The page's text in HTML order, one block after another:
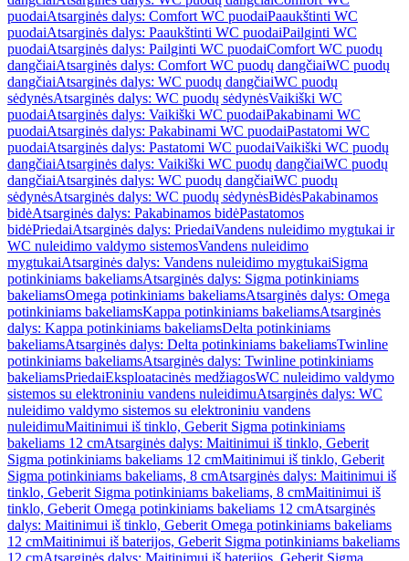
puodaiAtsarginės dalys: Comfort WC puodaiPaaukštinti WC
puodaiAtsarginės dalys: Paaukštinti WC puodaiPailginti WC
puodaiAtsarginės dalys: Pailginti WC puodaiComfort WC puodų
dangčiaiAtsarginės dalys: Comfort WC puodų dangčiaiWC puodų
dangčiaiAtsarginės dalys: WC puodų dangčiaiWC puodų
sėdynėsAtsarginės dalys: WC puodų sėdynėsVaikiški WC
puodaiAtsarginės dalys: Vaikiški WC puodaiPakabinami WC
puodaiAtsarginės dalys: Pakabinami WC puodaiPastatomi WC
puodaiAtsarginės dalys: Pastatomi WC puodaiVaikiški WC puodų
dangčiaiAtsarginės dalys: Vaikiški WC puodų dangčiaiWC puodų
dangčiaiAtsarginės dalys: WC puodų dangčiaiWC puodų
sėdynėsAtsarginės dalys: WC puodų sėdynėsBidėsPakabinamos
bidėAtsarginės dalys: Pakabinamos bidėPastatomos
bidėPriedaiAtsarginės dalys: PriedaiVandens nuleidimo mygtukai ir
WC nuleidimo valdymo sistemosVandens nuleidimo
mygtukaiAtsarginės dalys: Vandens nuleidimo mygtukaiSigma
potinkiniams bakeliamsAtsarginės dalys: Sigma potinkiniams
bakeliamsOmega potinkiniams bakeliamsAtsarginės dalys: Omega
potinkiniams bakeliamsKappa potinkiniams bakeliamsAtsarginės
dalys: Kappa potinkiniams bakeliamsDelta potinkiniams
bakeliamsAtsarginės dalys: Delta potinkiniams bakeliamsTwinline
potinkiniams bakeliamsAtsarginės dalys: Twinline potinkiniams
bakeliamsPriedaiEksploatacinės medžiagosWC nuleidimo valdymo
sistemos su elektroniniu vandens nuleidimuAtsarginės dalys: WC
nuleidimo valdymo sistemos su elektroniniu vandens
nuleidimuMaitinimui iš tinklo, Geberit Sigma potinkiniams
bakeliams 12 cmAtsarginės dalys: Maitinimui iš tinklo, Geberit
Sigma potinkiniams bakeliams 12 cmMaitinimui iš tinklo, Geberit
Sigma potinkiniams bakeliams, 8 cmAtsarginės dalys: Maitinimui iš
tinklo, Geberit Sigma potinkiniams bakeliams, 8 cmMaitinimui iš
tinklo, Geberit Omega potinkiniams bakeliams 12 cmAtsarginės
dalys: Maitinimui iš tinklo, Geberit Omega potinkiniams bakeliams
12 cmMaitinimui iš baterijos, Geberit Sigma potinkiniams bakeliams
12 cmAtsarginės dalys: Maitinimui iš baterijos, Geberit Sigma